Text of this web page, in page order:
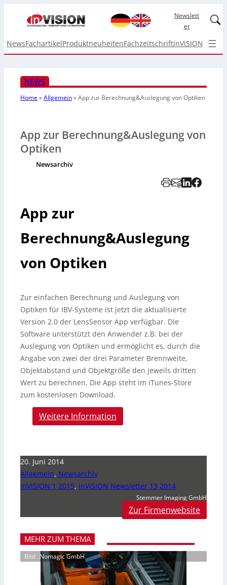
Newslett
er
NewsFachartikelProduktneuheitenFachzeitschriftinVISION Top
NEWS
Home»Allgemein»App zur Berechnung&Auslegung von Optiken
App zur Berechnung&Auslegung von
Optiken
Newsarchiv
App zur
Berechnung&Auslegung
von Optiken
Zur einfachen Berechnung und Auslegung von
Optiken für IBV-Systeme ist jetzt die aktualisierte
Version 2.0 der LensSensor App verfügbar. Die
Software unterstützt den Anwender z.B. bei der
Auslegung von Optiken und ermöglicht es, durch die
Angabe von zwei der drei Parameter Brennweite,
Objektabstand und Objektgröße den jeweils dritten
Wert zu berechnen. Die App steht im iTunes-Store
zum kostenlosen Download.
Weitere Information
20. Juni 2014
Allgemein, Newsarchiv
inVISION 1 2015, inVISION Newsletter 13 2014
Stemmer Imaging GmbH
Zur Firmenwebsite
MEHR ZUM THEMA
Bild: .Nomagic GmbH